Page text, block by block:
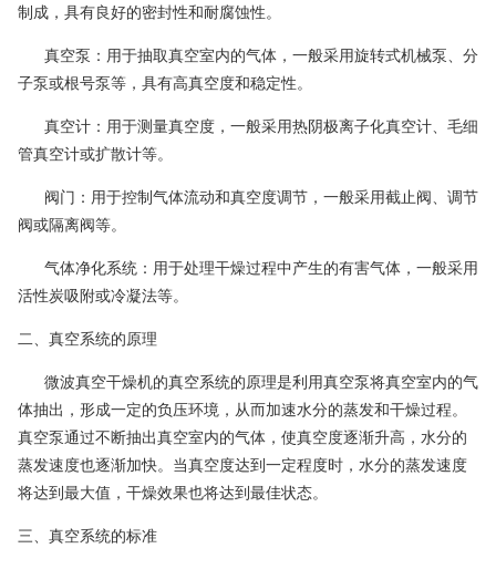
制成，具有良好的密封性和耐腐蚀性。
真空泵：用于抽取真空室内的气体，一般采用旋转式机械泵、分
子泵或根号泵等，具有高真空度和稳定性。
真空计：用于测量真空度，一般采用热阴极离子化真空计、毛细
管真空计或扩散计等。
阀门：用于控制气体流动和真空度调节，一般采用截止阀、调节
阀或隔离阀等。
气体净化系统：用于处理干燥过程中产生的有害气体，一般采用
活性炭吸附或冷凝法等。
二、真空系统的原理
微波真空干燥机的真空系统的原理是利用真空泵将真空室内的气
体抽出，形成一定的负压环境，从而加速水分的蒸发和干燥过程。
真空泵通过不断抽出真空室内的气体，使真空度逐渐升高，水分的
蒸发速度也逐渐加快。当真空度达到一定程度时，水分的蒸发速度
将达到最大值，干燥效果也将达到最佳状态。
三、真空系统的标准